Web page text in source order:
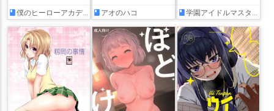
僕のヒーローアカデミア アオのハコ 学園アイドルマスター